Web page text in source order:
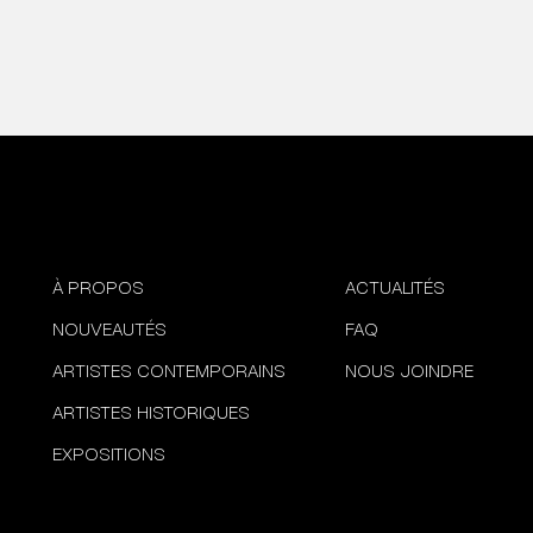
À PROPOS
NOUVEAUTÉS
ARTISTES CONTEMPORAINS
ARTISTES HISTORIQUES
EXPOSITIONS
ACTUALITÉS
FAQ
NOUS JOINDRE